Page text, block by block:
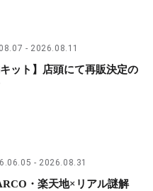
2026.08.11
キット】店頭にて再販決定の
2026.08.31
・楽天地×リアル謎解